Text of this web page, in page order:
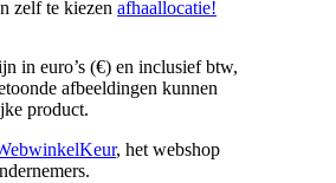
zelf te kiezen afhaallocatie!
in euro’s (€) en inclusief btw,
afbeeldingen kunnen
product.
, het webshop